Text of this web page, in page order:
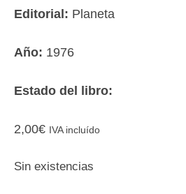
Editorial: Planeta
Año: 1976
Estado del libro:
2,00€ IVA incluído
Sin existencias